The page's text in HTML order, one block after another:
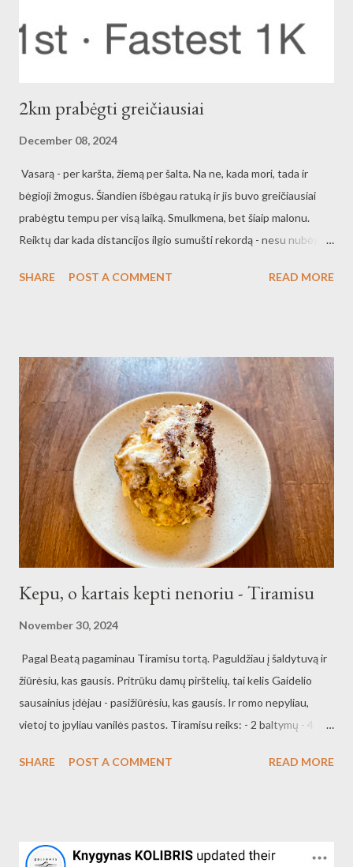
suskaičiuosim ir toliau v...
2km prabėgti greičiausiai
December 08, 2024
Vasarą - per karšta, žiemą per šalta. Na ne, kada mori, tada ir
bėgioji žmogus. Šiandien išbėgau ratuką ir jis buvo greičiausiai
prabėgtu tempu per visą laiką. Smulkmena, bet šiaip malonu.
Reiktų dar kada distancijos ilgio sumušti rekordą - nesu nubėgusi
10,5km/val - kaip man, tai įspūdingas greitus ir teko šiek tiek
SHARE POST A COMMENT READ MORE
Kepu, o kartais kepti nenoriu - Tiramisu
November 30, 2024
Pagal Beatą pagaminau Tiramisu tortą. Paguldžiau į šaldytuvą ir
žiūrėsiu, kas gausis. Pritrūku damų pirštelių, tai kelis Gaidelio
sausainius įdėjau - pasižiūrėsiu, kas gausis. Ir romo nepyliau,
vietoj to įpyliau vanilės pastos. Tiramisu reiks: - 2 baltymų - 4
maskarponės - apie 300ml stiprios kavos - ladyfingers sausainių
atidėjau - išplakiau trynius su cukrumi, įkrėčiau maskarponę,
SHARE POST A COMMENT READ MORE